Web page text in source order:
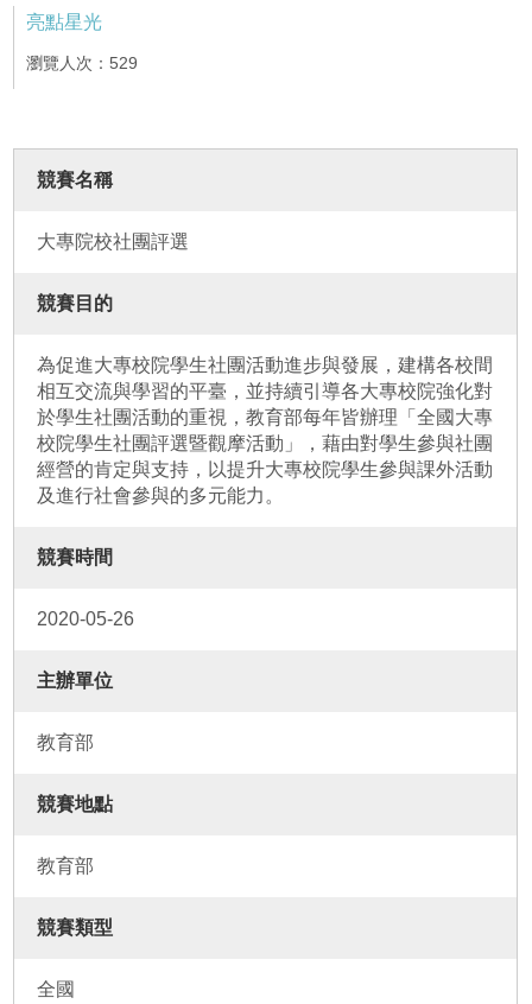
亮點星光
瀏覽人次：529
競賽名稱
大專院校社團評選
競賽目的
為促進大專校院學生社團活動進步與發展，建構各校間
相互交流與學習的平臺，並持續引導各大專校院強化對
於學生社團活動的重視，教育部每年皆辦理「全國大專
校院學生社團評選暨觀摩活動」，藉由對學生參與社團
經營的肯定與支持，以提升大專校院學生參與課外活動
及進行社會參與的多元能力。
競賽時間
2020-05-26
主辦單位
教育部
競賽地點
教育部
競賽類型
全國